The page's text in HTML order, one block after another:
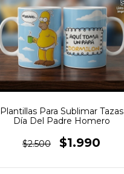
Plantillas Para Sublimar Tazas
Día Del Padre Homero
$2.500 $1.990